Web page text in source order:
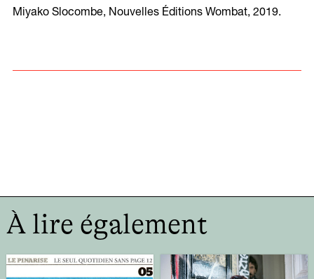
Miyako Slocombe, Nouvelles Éditions Wombat, 2019.
À lire également